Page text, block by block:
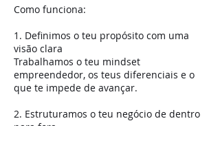
Como funciona:
1. Definimos o teu propósito com uma
visão clara
Trabalhamos o teu mindset
empreendedor, os teus diferenciais e o
que te impede de avançar.
2. Estruturamos o teu negócio de dentro
para fora